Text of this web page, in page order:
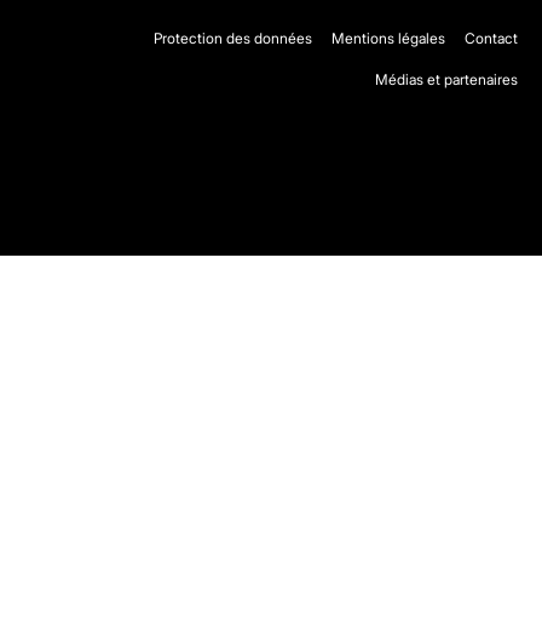
Protection des données Mentions légales Contact
Médias et partenaires